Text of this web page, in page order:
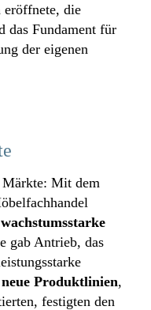
eröffnete, die
das Fundament für
der eigenen
Mit dem
wachstumsstarke
gab Antrieb, das
neue Produktlinien,
festigten den